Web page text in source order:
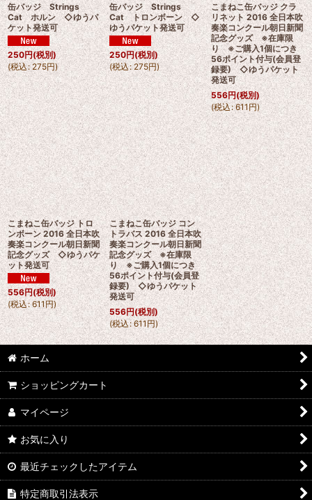
缶バッジ Strings
Cat ホルン ◇ゆうパ
ケット発送可
250円(税別)
(税込: 275円)
缶バッジ Strings
Cat トロンボーン ◇
ゆうパケット発送可
250円(税別)
(税込: 275円)
こまねこ缶バッジ クラ
リネット 2016 全日本吹
奏楽コンクール朝日新聞
記念グッズ ※在庫限
り ※ご購入1個につき
56ポイント付与(会員登
録要) ◇ゆうパケット
発送可
556円(税別)
(税込: 611円)
こまねこ缶バッジ トロ
ンボーン 2016 全日本吹
奏楽コンクール朝日新聞
記念グッズ ◇ゆうパケ
ット発送可
556円(税別)
(税込: 611円)
こまねこ缶バッジ コン
トラバス 2016 全日本吹
奏楽コンクール朝日新聞
記念グッズ ※在庫限
り ※ご購入1個につき
56ポイント付与(会員登
録要) ◇ゆうパケット
発送可
556円(税別)
(税込: 611円)
ホーム
ショッピングカート
マイページ
お気に入り
最近チェックしたアイテム
特定商取引法表示